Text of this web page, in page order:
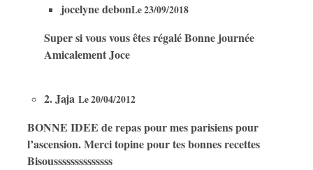
jocelyne debonLe 23/09/2018
Super si vous vous êtes régalé Bonne journée
Amicalement Joce
2. Jaja Le 20/04/2012
BONNE IDEE de repas pour mes parisiens pour
l’ascension. Merci topine pour tes bonnes recettes
Bisoussssssssssssss